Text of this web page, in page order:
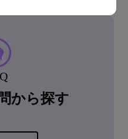
から探す